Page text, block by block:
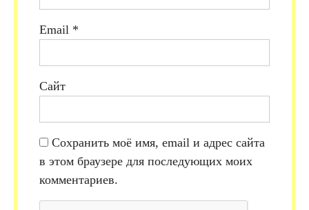
Email *
Сайт
Сохранить моё имя, email и адрес сайта
в этом браузере для последующих моих
комментариев.